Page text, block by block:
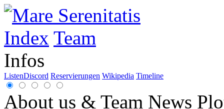
Index Team
Infos
ListenDiscord Reservierungen Wikipedia Timeline
About us & Team News